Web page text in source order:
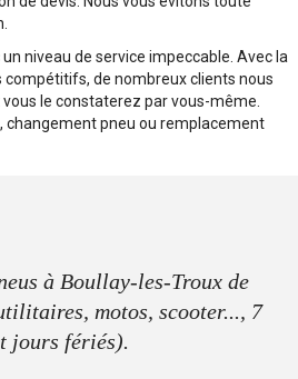
niveau de service impeccable. Avec la
compétitifs, de nombreux clients nous
le constaterez par vous-même.
changement pneu ou remplacement
à Boullay-les-Troux de
motos, scooter..., 7
jours fériés).